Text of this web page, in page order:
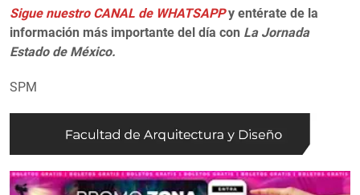
Sigue nuestro CANAL de WHATSAPPy entérate de la
información más importante del día con La Jornada
Estado de México.
SPM